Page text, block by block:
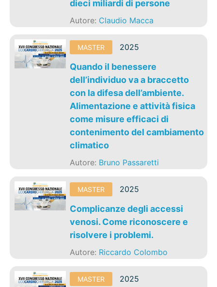
dieci miliardi di persone
Autore: Claudio Macca
MASTER 2025
Quando il benessere
dell’individuo va a braccetto
con la difesa dell’ambiente.
Alimentazione e attività fisica
come misure efficaci di
contenimento del cambiamento
climatico
Autore: Bruno Passaretti
MASTER 2025
Complicanze degli accessi
venosi. Come riconoscere e
risolvere i problemi.
Autore: Riccardo Colombo
MASTER 2025